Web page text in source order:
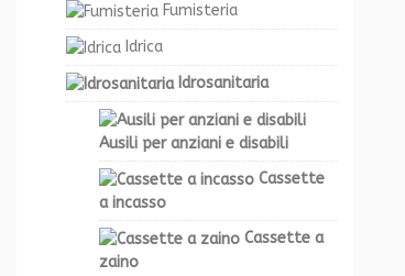
Fumisteria
Idrica
Idrosanitaria
Ausili per anziani e disabili
Cassette
a incasso
Cassette a
zaino